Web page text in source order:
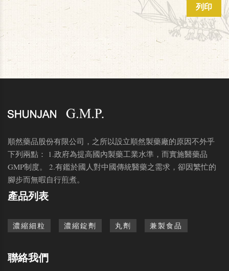
列印
順然藥品股份有限公司，之所以設立順然製藥廠的原因不外乎
下列兩點： 1.政府為提高國內製藥工業水準，而實施醫藥品
GMP制度。 2.有鑑於國人對中國傳統醫藥之需求，卻因繁忙的
腳步而無暇自行煎煮。
產品列表
濃縮細粒 濃縮錠劑 丸劑 兼製食品
聯絡我們